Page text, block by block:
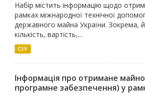
Набір містить інформацію щодо
рамках міжнародної технічної
державного майна України. Зокрема,
кількість, вартість,...
CSV
Інформація про отримане
програмне забезпечення) у